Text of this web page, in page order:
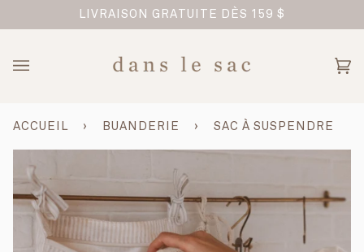
FAMILIALE
LIVRAISON GRATUITE DÈS 159 $
ACCUEIL › BUANDERIE › SAC À SUSPENDRE